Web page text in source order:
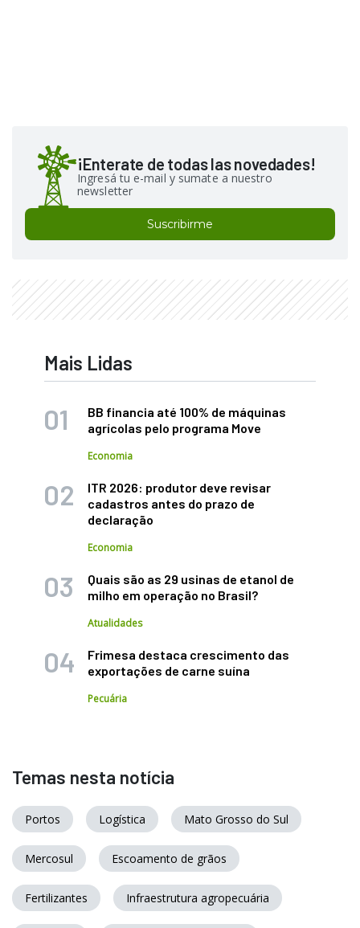
¡Enterate de todas las novedades!
Ingresá tu e-mail y sumate a nuestro
newsletter
Suscribirme
Mais Lidas
BB financia até 100% de máquinas
agrícolas pelo programa Move
Economia
ITR 2026: produtor deve revisar
cadastros antes do prazo de
declaração
Economia
Quais são as 29 usinas de etanol de
milho em operação no Brasil?
Atualidades
Frimesa destaca crescimento das
exportações de carne suína
Pecuária
Temas nesta notícia
Portos Logística Mato Grosso do Sul
Mercosul Escoamento de grãos
Fertilizantes Infraestrutura agropecuária